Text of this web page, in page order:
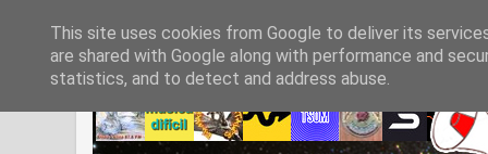
This site uses cookies from Google to deliver its
are shared with Google along with performance and
statistics, and to detect and address abuse.